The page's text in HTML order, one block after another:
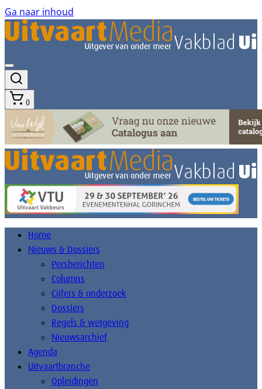
Ga naar inhoud
0
Home
Nieuws & Dossiers
Persberichten
Columns
Cijfers & onderzoek
Dossiers
Regels & wetgeving
Nieuwsarchief
Agenda
Uitvaartbranche
Opleidingen